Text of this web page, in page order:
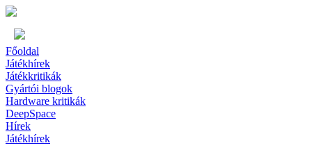
Főoldal
Játékhírek
Játékkritikák
Gyártói blogok
Hardware kritikák
DeepSpace
Hírek
Játékhírek